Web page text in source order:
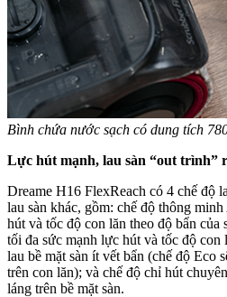
Bình chứa nước sạch có dung tích
Lực hút mạnh, lau sàn “out trình”
Dreame H16 FlexReach có 4 chế độ
lau sàn khác, gồm: chế độ thông
hút và tốc độ con lăn theo độ bẩn của
tối đa sức mạnh lực hút và tốc độ con
lau bề mặt sàn ít vết bẩn (chế độ Eco
trên con lăn); và chế độ chỉ hút
láng trên bề mặt sàn.